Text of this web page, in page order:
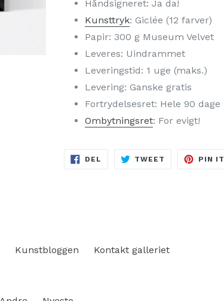
Håndsigneret: Ja da!
Kunsttryk: Giclée (12 farver)
Papir: 300 g Museum Velvet
Leveres: Uindrammet
Leveringstid: 1 uge (maks.)
Levering: Ganske gratis
Fortrydelsesret: Hele 90 dage
Ombytningsret: For evigt!
DEL TWEET TWEET
PIN IT
Kunstbloggen Kontakt galleriet